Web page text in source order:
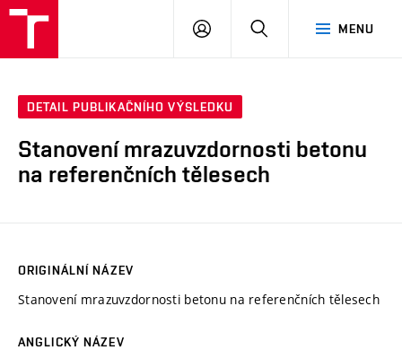
MENU
PŘIHLÁSIT
DETAIL PUBLIKAČNÍHO VÝSLEDKU
Stanovení mrazuvzdornosti betonu
na referenčních tělesech
ORIGINÁLNÍ NÁZEV
Stanovení mrazuvzdornosti betonu na referenčních tělesech
ANGLICKÝ NÁZEV